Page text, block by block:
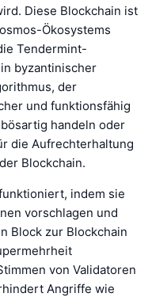
Diese Blockchain ist
Ökosystems
Tendermint-
byzantinischer
der
und funktionsfähig
handeln oder
die Aufrechterhaltung
Blockchain.
indem sie
vorschlagen und
Block zur Blockchain
von Validatoren
Angriffe wie